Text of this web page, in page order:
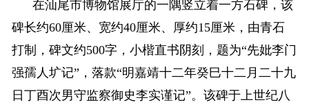
在汕尾市博物馆展厅的一隅竖立着一方石碑，该
碑长约60厘米、宽约40厘米、厚约15厘米，由青石
打制，碑文约500字，小楷直书阴刻，题为“先妣李门
强孺人圹记”，落款“明嘉靖十二年癸巳十二月二十九
日丁酉次男守监察御史李实谨记”。该碑于上世纪八